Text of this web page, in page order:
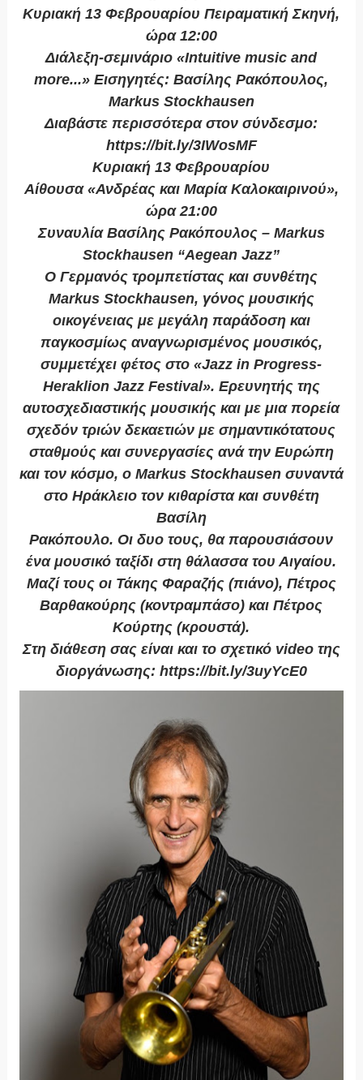
Κυριακή 13 Φεβρουαρίου Πειραματική Σκηνή,
ώρα 12:00
Διάλεξη-σεμινάριο «Intuitive music and
more...» Εισηγητές: Βασίλης Ρακόπουλος,
Markus Stockhausen
Διαβάστε περισσότερα στον σύνδεσμο:
https://bit.ly/3IWosMF
Κυριακή 13 Φεβρουαρίου
Αίθουσα «Ανδρέας και Μαρία Καλοκαιρινού»,
ώρα 21:00
Συναυλία Βασίλης Ρακόπουλος – Markus
Stockhausen “Aegean Jazz”
Ο Γερμανός τρομπετίστας και συνθέτης
Markus Stockhausen, γόνος μουσικής
οικογένειας με μεγάλη παράδοση και
παγκοσμίως αναγνωρισμένος μουσικός,
συμμετέχει φέτος στο «Jazz in Progress-
Heraklion Jazz Festival». Ερευνητής της
αυτοσχεδιαστικής μουσικής και με μια πορεία
σχεδόν τριών δεκαετιών με σημαντικότατους
σταθμούς και συνεργασίες ανά την Ευρώπη
και τον κόσμο, ο Markus Stockhausen συναντά
στο Ηράκλειο τον κιθαρίστα και συνθέτη
Βασίλη
Ρακόπουλο. Οι δυο τους, θα παρουσιάσουν
ένα μουσικό ταξίδι στη θάλασσα του Αιγαίου.
Μαζί τους οι Τάκης Φαραζής (πιάνο), Πέτρος
Βαρθακούρης (κοντραμπάσο) και Πέτρος
Κούρτης (κρουστά).
Στη διάθεση σας είναι και το σχετικό video της
διοργάνωσης: https://bit.ly/3uyYcE0